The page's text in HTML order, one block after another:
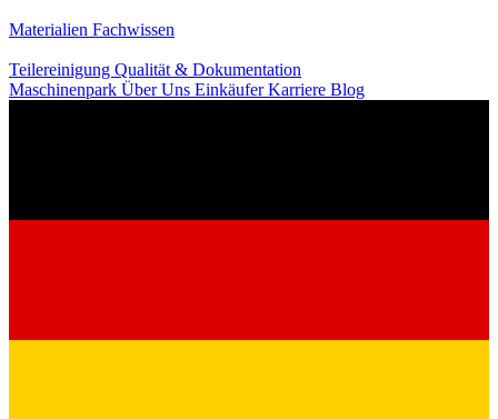
Materialien Fachwissen
Teilereinigung Qualität & Dokumentation
Maschinenpark Über Uns EinkäuferKarriere Blog